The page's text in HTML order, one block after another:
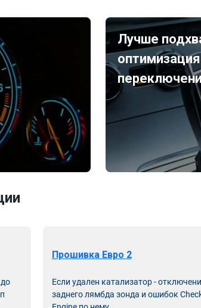
Лучше
оптимизация
Прошивка Евро 2
Если удален катализатор -
заднего лямбда зонда и ошибок